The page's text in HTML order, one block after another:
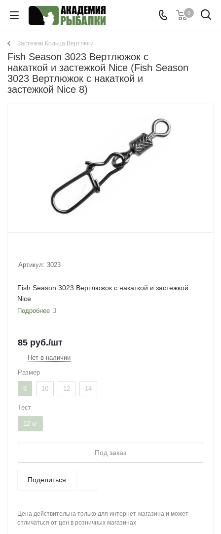
0
Застежки,Кольца,Вертлюги
Fish Season 3023 Вертлюжок с
накаткой и застежкой Nice (Fish Season
3023 Вертлюжок с накаткой и
застежкой Nice 8)
Артикул: 3023
Fish Season 3023 Вертлюжок с накаткой и застежкой
Nice
Подробнее
85 руб./шт
Нет в наличии
Размер
8 10 12 14
Тест
12 кг
Под заказ
Поделиться
Цена действительна только для интернет-магазина и может
отличаться от цен в розничных магазинах